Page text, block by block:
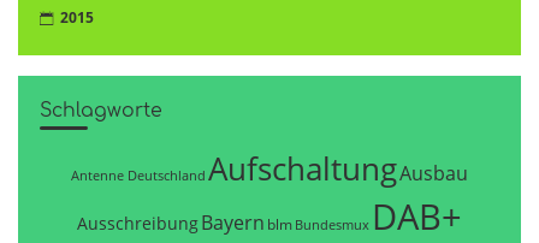
2015
Schlagworte
Antenne Deutschland AufschaltungAusbau
AusschreibungBayern blm Bundesmux DAB+